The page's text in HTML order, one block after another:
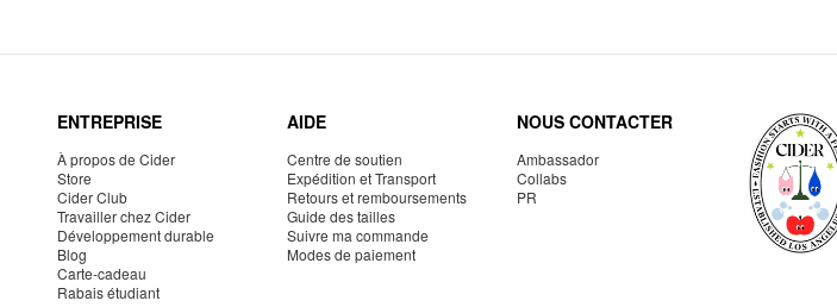
ENTREPRISE
À propos de Cider
Store
Cider Club
Travailler chez Cider
Développement durable
Blog
Carte-cadeau
Rabais étudiant
AIDE
Centre de soutien
Expédition et Transport
Retours et remboursements
Guide des tailles
Suivre ma commande
Modes de paiement
NOUS CONTACTER
Ambassador
Collabs
PR